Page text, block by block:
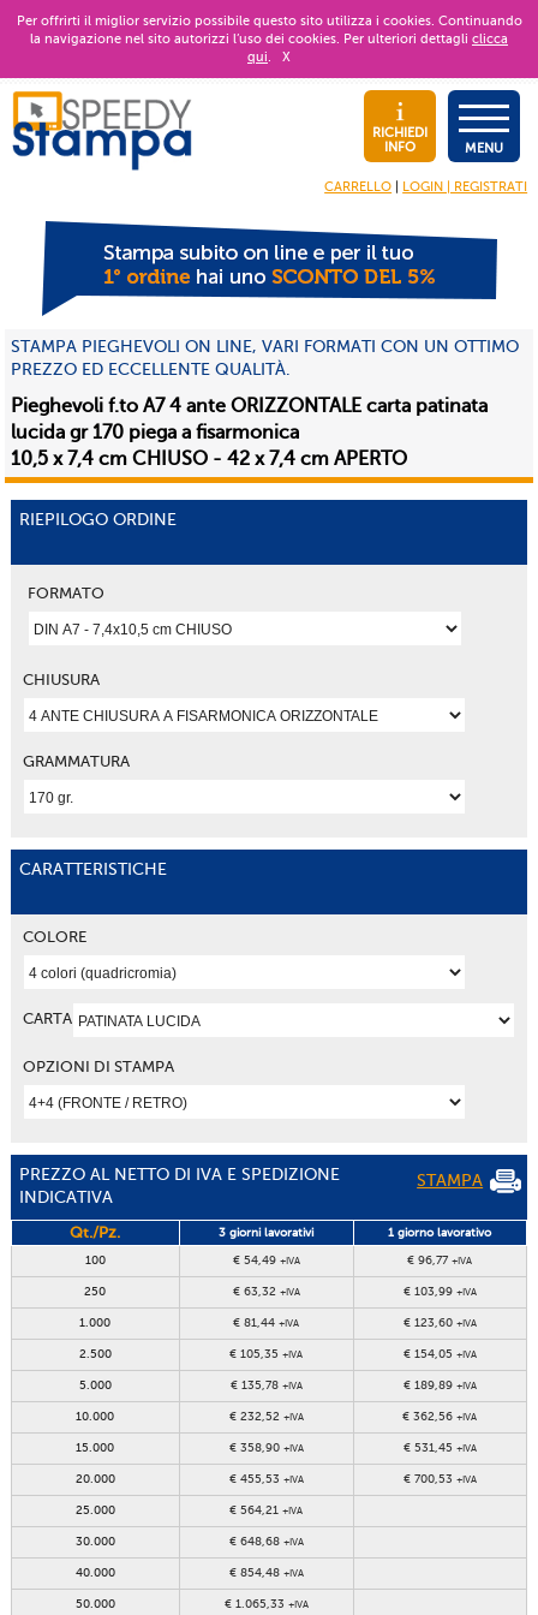
Per offrirti il miglior servizio possibile questo sito utilizza i cookies. Continuando
la navigazione nel sito autorizzi l’uso dei cookies. Per ulteriori dettagli clicca
qui. X
RICHIEDI
INFO
MENU
CARRELLO LOGIN | REGISTRATI
STAMPA PIEGHEVOLI ON LINE, VARI FORMATI CON UN OTTIMO
PREZZO ED ECCELLENTE QUALITÀ.
Pieghevoli f.to A7 4 ante ORIZZONTALE carta patinata
lucida gr 170 piega a fisarmonica
10,5 x 7,4 cm CHIUSO - 42 x 7,4 cm APERTO
RIEPILOGO ORDINE
FORMATO
CHIUSURA
GRAMMATURA
CARATTERISTICHE
COLORE
CARTA
OPZIONI DI STAMPA
PREZZO AL NETTO DI IVA E SPEDIZIONE
INDICATIVA
STAMPA
Qt./Pz. 3 giorni lavorativi 1 giorno lavorativo
100 € 54,49 +IVA € 96,77+IVA
250 € 63,32 +IVA € 103,99 +IVA
1.000 € 81,44+IVA € 123,60 +IVA
2.500 € 105,35+IVA € 154,05 +IVA
5.000 € 135,78 +IVA € 189,89 +IVA
10.000 € 232,52 +IVA € 362,56+IVA
15.000 € 358,90 +IVA € 531,45 +IVA
20.000 € 455,53 +IVA € 700,53 +IVA
25.000 € 564,21+IVA
30.000 € 648,68 +IVA
40.000 € 854,48 +IVA
50.000 € 1.065,33 +IVA